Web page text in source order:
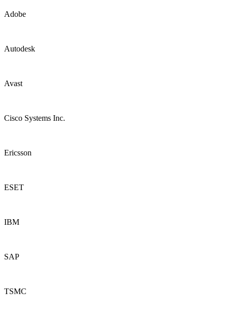
Adobe
Autodesk
Avast
Cisco Systems Inc.
Ericsson
ESET
IBM
SAP
TSMC